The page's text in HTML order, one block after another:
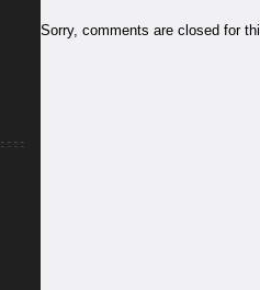
Sorry, comments are closed for